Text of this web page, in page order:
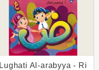
Lughati Al-arabyya - Ri